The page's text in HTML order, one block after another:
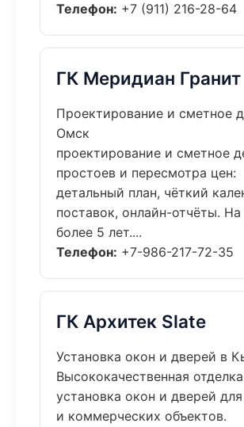
Телефон: +7 (911) 216-28-64
ГК Меридиан Гранит
Проектирование и сметное
Омск
проектирование и сметное
простоев и пересмотра цен:
детальный план, чёткий
поставок, онлайн-отчёты.
более 5 лет....
Телефон: +7-986-217-72-35
ГК Архитек Slate
Установка окон и дверей в
Высококачественная
установка окон и дверей
и коммерческих объектов.